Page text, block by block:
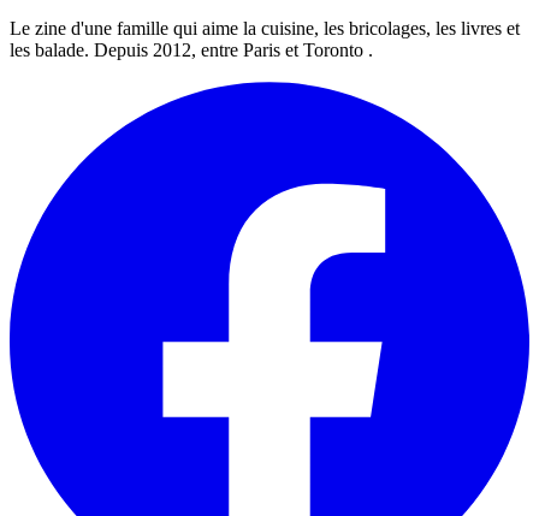
Le zine d'une famille qui aime la cuisine, les bricolages, les livres et
les balade. Depuis 2012, entre Paris et Toronto .